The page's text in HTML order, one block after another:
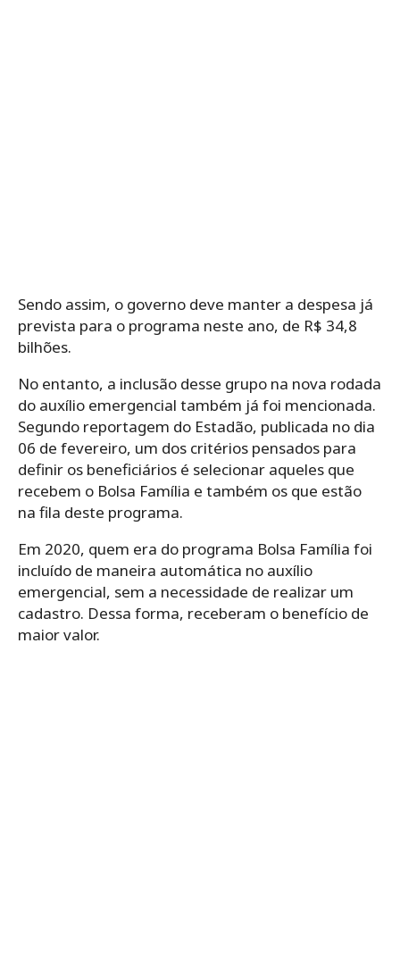
Sendo assim, o governo deve manter a despesa já
prevista para o programa neste ano, de R$ 34,8
bilhões.
No entanto, a inclusão desse grupo na nova rodada
do auxílio emergencial também já foi mencionada.
Segundo reportagem do Estadão, publicada no dia
06 de fevereiro, um dos critérios pensados para
definir os beneficiários é selecionar aqueles que
recebem o Bolsa Família e também os que estão
na fila deste programa.
Em 2020, quem era do programa Bolsa Família foi
incluído de maneira automática no auxílio
emergencial, sem a necessidade de realizar um
cadastro. Dessa forma, receberam o benefício de
maior valor.